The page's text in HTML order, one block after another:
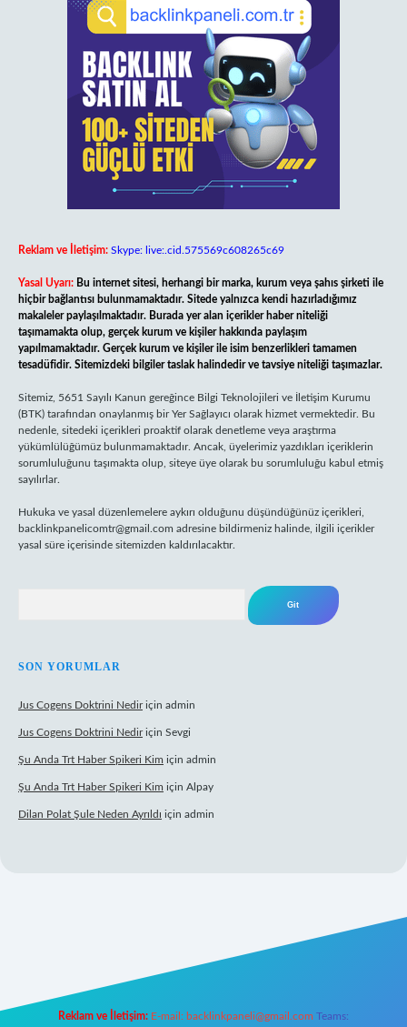
Reklam ve İletişim: Skype: live:.cid.575569c608265c69
Yasal Uyarı: Bu internet sitesi, herhangi bir marka, kurum veya şahıs şirketi ile
hiçbir bağlantısı bulunmamaktadır. Sitede yalnızca kendi hazırladığımız
makaleler paylaşılmaktadır. Burada yer alan içerikler haber niteliği
taşımamakta olup, gerçek kurum ve kişiler hakkında paylaşım
yapılmamaktadır. Gerçek kurum ve kişiler ile isim benzerlikleri tamamen
tesadüfidir. Sitemizdeki bilgiler taslak halindedir ve tavsiye niteliği taşımazlar.
Sitemiz, 5651 Sayılı Kanun gereğince Bilgi Teknolojileri ve İletişim Kurumu
(BTK) tarafından onaylanmış bir Yer Sağlayıcı olarak hizmet vermektedir. Bu
nedenle, sitedeki içerikleri proaktif olarak denetleme veya araştırma
yükümlülüğümüz bulunmamaktadır. Ancak, üyelerimiz yazdıkları içeriklerin
sorumluluğunu taşımakta olup, siteye üye olarak bu sorumluluğu kabul etmiş
sayılırlar.
Hukuka ve yasal düzenlemelere aykırı olduğunu düşündüğünüz içerikleri,
backlinkpanelicomtr@gmail.com adresine bildirmeniz halinde, ilgili içerikler
yasal süre içerisinde sitemizden kaldırılacaktır.
SON YORUMLAR
Jus Cogens Doktrini Nediriçin admin
Jus Cogens Doktrini Nediriçin Sevgi
Şu Anda Trt Haber Spikeri Kim için admin
Şu Anda Trt Haber Spikeri Kim için Alpay
Dilan Polat Şule Neden Ayrıldı için admin
Reklam ve İletişim: E-mail: backlinkpaneli@gmail.com Teams: